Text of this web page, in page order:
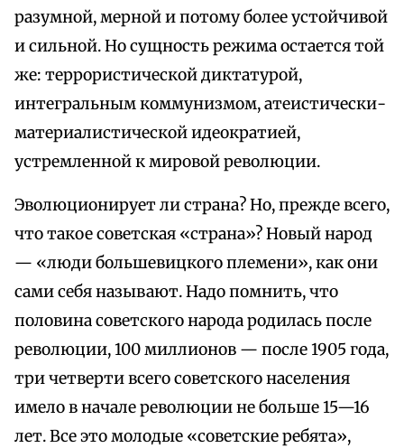
разумной, мерной и потому более устойчивой
и сильной. Но сущность режима остается той
же: террористической диктатурой,
интегральным коммунизмом, атеистически-
материалистической идеократией,
устремленной к мировой революции.
Эволюционирует ли страна? Но, прежде всего,
что такое советская «страна»? Новый народ
— «люди большевицкого племени», как они
сами себя называют. Надо помнить, что
половина советского народа родилась после
революции, 100 миллионов — после 1905 года,
три четверти всего советского населения
имело в начале революции не больше 15—16
лет. Все это молодые «советские ребята»,